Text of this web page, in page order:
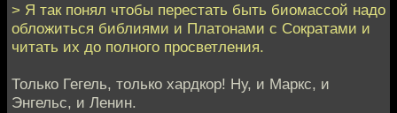
> Я так понял чтобы перестать быть биомассой надо
обложиться библиями и Платонами с Сократами и
читать их до полного просветления.
Только Гегель, только хардкор! Ну, и Маркс, и
Энгельс, и Ленин.